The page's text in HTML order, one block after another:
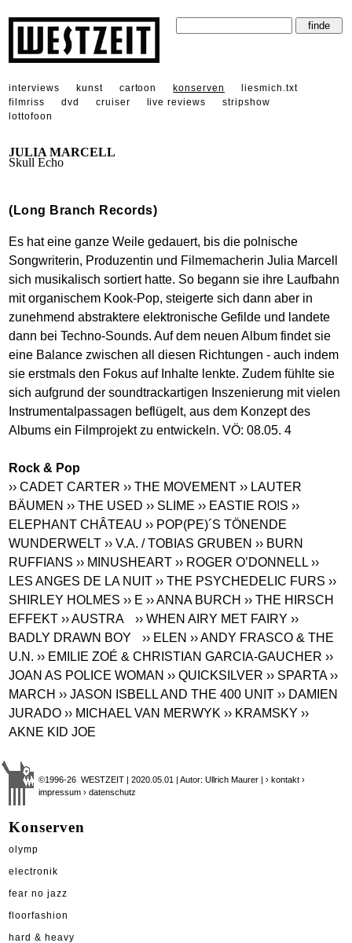
interviews kunst cartoon konserven
liesmich.txt
filmriss
dvd cruiser live reviews
stripshow
lottofoon
JULIA MARCELL
Skull Echo
(Long Branch Records)
Es hat eine ganze Weile gedauert, bis die polnische
Songwriterin, Produzentin und Filmemacherin Julia Marcell
sich musikalisch sortiert hatte. So begann sie ihre Laufbahn
mit organischem Kook-Pop, steigerte sich dann aber in
zunehmend abstraktere elektronische Gefilde und landete
dann bei Techno-Sounds. Auf dem neuen Album findet sie
eine Balance zwischen all diesen Richtungen - auch indem
sie erstmals den Fokus auf Inhalte lenkte. Zudem fühlte sie
sich aufgrund der soundtrackartigen Inszenierung mit vielen
Instrumentalpassagen beflügelt, aus dem Konzept des
Albums ein Filmprojekt zu entwickeln. VÖ: 08.05. 4
Rock & Pop
›› CADET CARTER ›› THE MOVEMENT ›› LAUTER
BÄUMEN ›› THE USED ›› SLIME ›› EASTIE RO!S ››
ELEPHANT CHÂTEAU ›› POP(PE)´S TÖNENDE
WUNDERWELT ›› V.A. / TOBIAS GRUBEN ›› BURN
RUFFIANS ›› MINUSHEART ›› ROGER O’DONNELL ››
LES ANGES DE LA NUIT ›› THE PSYCHEDELIC FURS ››
SHIRLEY HOLMES ›› E ›› ANNA BURCH›› THE HIRSCH
EFFEKT›› AUSTRA ›› WHEN AIRY MET FAIRY ››
BADLY DRAWN BOY
›› ELEN ›› ANDY FRASCO & THE
U.N. ›› EMILIE ZOÉ & CHRISTIAN GARCIA-GAUCHER ››
JOAN AS POLICE WOMAN ›› QUICKSILVER ›› SPARTA ››
MARCH ›› JASON ISBELL AND THE 400 UNIT ›› DAMIEN
JURADO ›› MICHAEL VAN MERWYK ›› KRAMSKY ››
AKNE KID JOE
©1996-26 WESTZEIT | 2020.05.01 | Autor: Ullrich Maurer |› kontakt ›
impressum › datenschutz
Konserven
olymp
electronik
fear no jazz
floorfashion
hard & heavy